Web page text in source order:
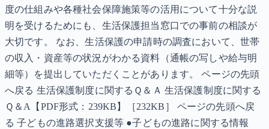
度の仕組みや各種社会保障施策等の活用について十分な説
明を受けるためにも、生活保護担当窓口での事前の相談が
大切です。 なお、生活保護の申請時の調査において、世帯
の収入・資産等の状況がわかる資料（通帳の写しや給与明
細等）を提出していただくことがあります。 ページの先頭
へ戻る 生活保護制度に関するＱ＆Ａ 生活保護制度に関する
Ｑ＆A【PDF形式：239KB】［232KB］ ページの先頭へ戻
る 子どもの進路選択支援等 ●子どもの進路に関する情報